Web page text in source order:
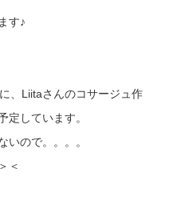
す♪
、Liitaさんのコサージュ作
定しています。
いので。。。。
＜